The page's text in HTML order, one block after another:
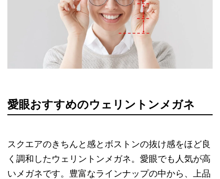
愛眼おすすめのウェリントンメガネ
スクエアのきちんと感とボストンの抜け感をほど良
く調和したウェリントンメガネ。愛眼でも人気が高
いメガネです。豊富なラインナップの中から、上品